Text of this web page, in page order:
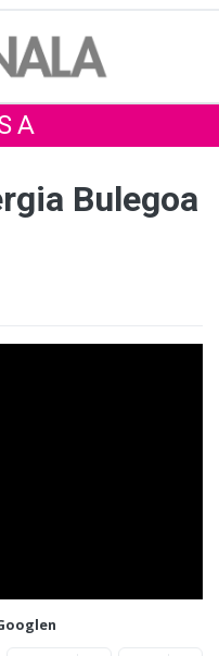
Bulegoa